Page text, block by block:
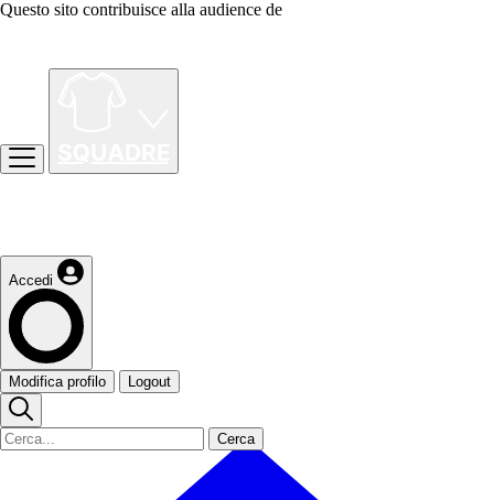
Questo sito contribuisce alla audience de
Accedi
Modifica profilo Logout
Cerca